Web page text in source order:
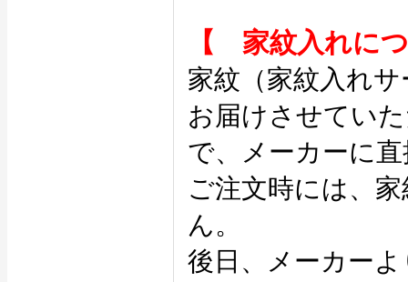
【 家紋入れに
家紋（家紋入れ
お届けさせてい
で、メーカーに
ご注文時には、
ん。
後日、メーカー